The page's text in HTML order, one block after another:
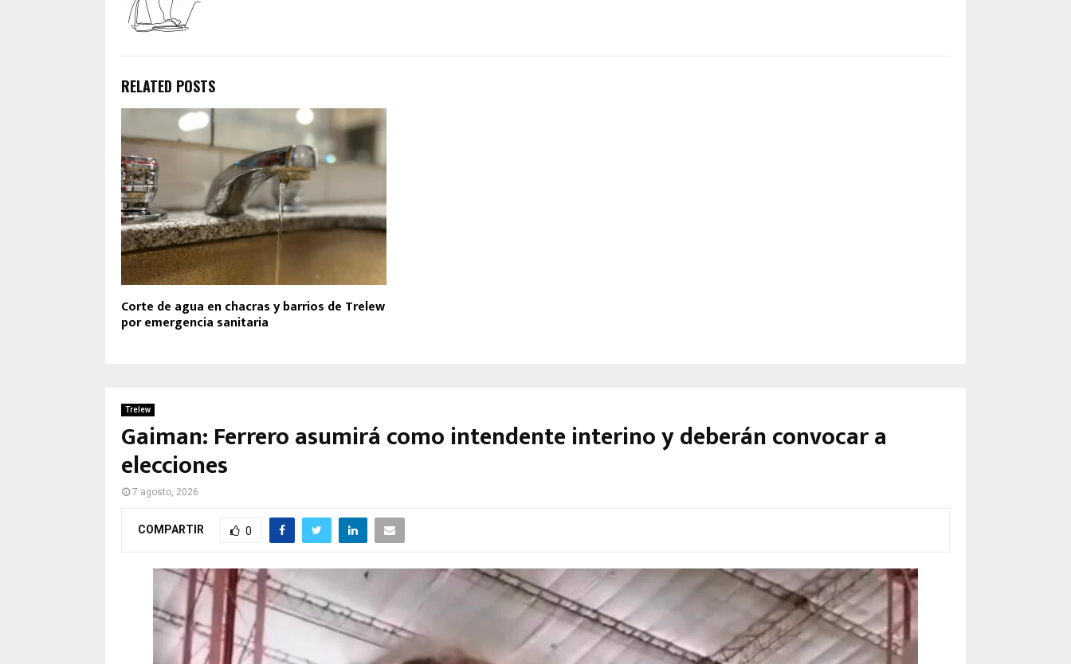
RELATED POSTS
Corte de agua en chacras y barrios de Trelew
por emergencia sanitaria
Trelew
Gaiman: Ferrero asumirá como intendente interino y deberán convocar a
elecciones
7 agosto, 2026
COMPARTIR 0